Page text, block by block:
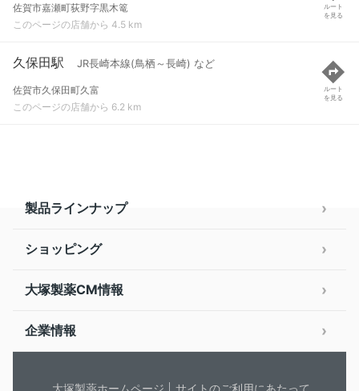
佐賀市嘉瀬町荻野字黒木篭
このページの店舗から 4.5 km
ルート
を見る
久保田駅 JR長崎本線(鳥栖～長崎) など
佐賀市久保田町久富
このページの店舗から 6.2 km
ルート
を見る
製品ラインナップ
ショッピング
大塚製薬CM情報
企業情報